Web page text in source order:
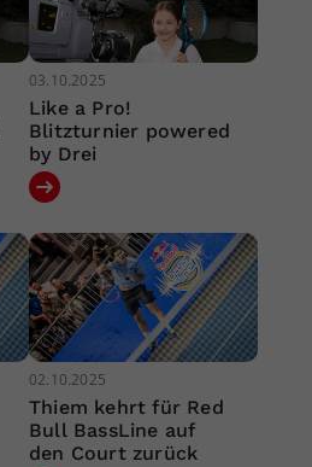
03.10.2025
Like a Pro!
Blitzturnier powered
by Drei
02.10.2025
Thiem kehrt für Red
Bull BassLine auf
den Court zurück